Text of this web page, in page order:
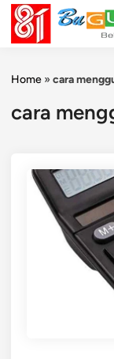
Skip
content
Home » cara
cara